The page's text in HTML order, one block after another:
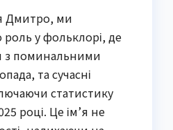
Дмитро, ми
роль у фольклорі, де
з поминальними
та сучасні
статистику
році. Це ім’я не